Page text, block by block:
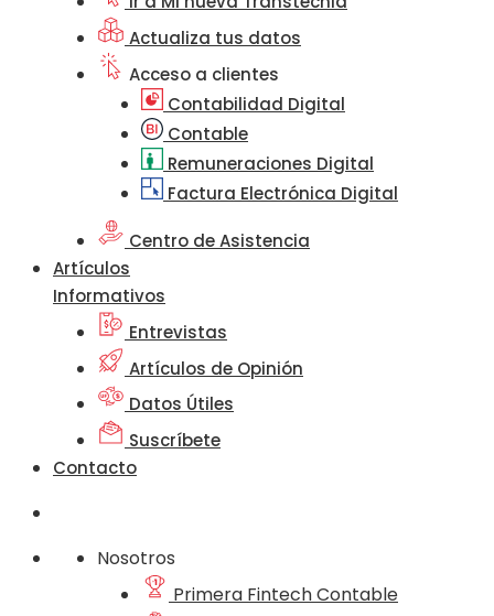
Actualiza tus datos
Acceso a clientes
Contabilidad Digital
Contable
Remuneraciones Digital
Factura Electrónica Digital
Centro de Asistencia
Artículos
Informativos
Entrevistas
Artículos de Opinión
Datos Útiles
Suscríbete
Contacto
Nosotros
Primera Fintech Contable